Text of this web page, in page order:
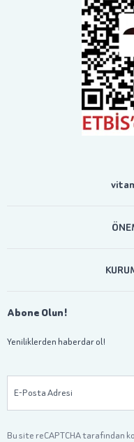
Abone Olun!
Yeniliklerden haberdar ol!
E-Posta Adresi
Bu site reCAPTCHA tarafından